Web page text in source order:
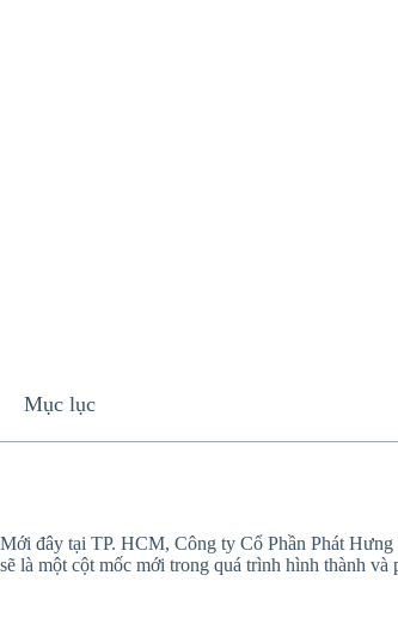
Mục lục
Mới đây tại TP. HCM, Công ty Cổ Phần Phát
sẽ là một cột mốc mới trong quá trình hình thành